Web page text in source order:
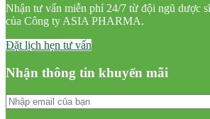
Nhận tư vấn miễn phí 24/7 từ đội ngũ dược
của Công ty ASIA PHARMA.
Đặt lịch hẹn tư vấn
Nhận thông tin khuyến mãi